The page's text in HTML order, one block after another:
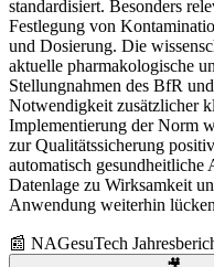
standardisiert. Besonders
Festlegung von
und Dosierung. Die
aktuelle pharmakologische
Stellungnahmen des BfR
Notwendigkeit zusätzlicher
Implementierung der Norm
zur Qualitätssicherung
automatisch gesundheitliche
Datenlage zu Wirksamkeit
Anwendung weiterhin
📰 NAGesuTech